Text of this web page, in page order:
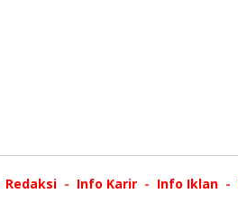
Redaksi Info Karir Info Iklan